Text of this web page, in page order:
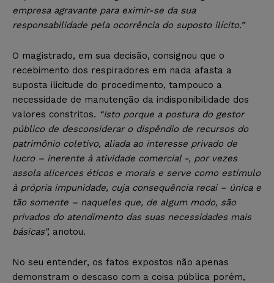
empresa agravante para eximir-se da sua
responsabilidade pela ocorrência do suposto ilícito.”
O magistrado, em sua decisão, consignou que o
recebimento dos respiradores em nada afasta a
suposta ilicitude do procedimento, tampouco a
necessidade de manutenção da indisponibilidade dos
valores constritos. “Isto porque a postura do gestor
público de desconsiderar o dispêndio de recursos do
patrimônio coletivo, aliada ao interesse privado de
lucro – inerente à atividade comercial -, por vezes
assola alicerces éticos e morais e serve como estímulo
à própria impunidade, cuja consequência recai – única e
tão somente – naqueles que, de algum modo, são
privados do atendimento das suas necessidades mais
básicas”, anotou.
No seu entender, os fatos expostos não apenas
demonstram o descaso com a coisa pública porém,